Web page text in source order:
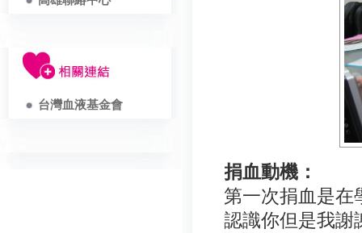
台灣血液基金會
捐血動機：
第一次捐血是在
認識你但是我謝